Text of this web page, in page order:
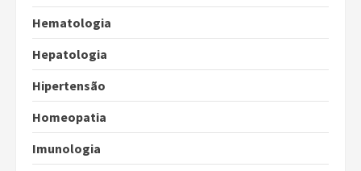
Hematologia
Hepatologia
Hipertensão
Homeopatia
Imunologia